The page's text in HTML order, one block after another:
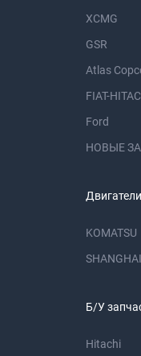
XCMG
GSR
Atlas
FIAT-
Ford
НОВЫЕ
KOMATSU
SHANGHAI
Б/У
Hitachi